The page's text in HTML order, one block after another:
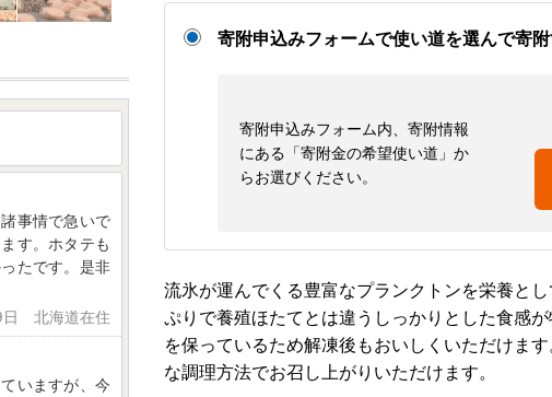
寄附申込みフォームで使い道を選んで寄
寄附申込みフォーム内、寄附情報
にある「寄附金の希望使い道」か
らお選びください。
流氷が運んでくる豊富なプランクトンを栄養と
ぷりで養殖ほたてとは違うしっかりとした食感
を保っているため解凍後もおいしくいただけま
な調理方法でお召し上がりいただけます。
事情で急いで
す。ホタテも
たです。是非
日 北海道在住
いますが、今